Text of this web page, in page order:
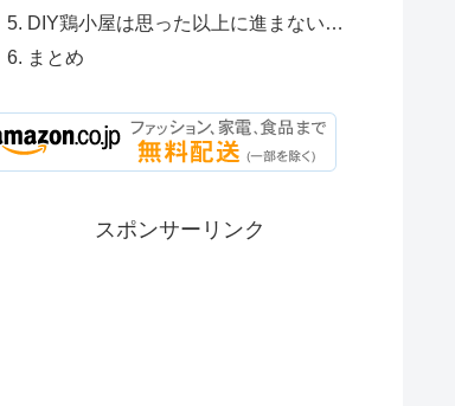
DIY鶏小屋は思った以上に進まない…
まとめ
スポンサーリンク